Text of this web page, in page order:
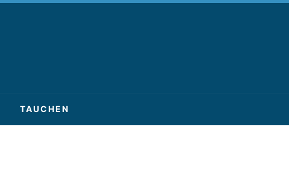
TAUCHEN